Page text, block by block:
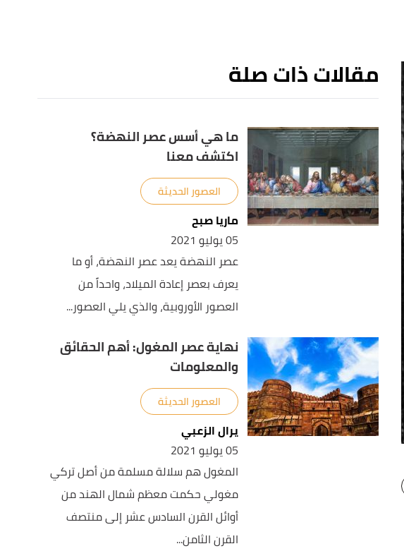
مقالات ذات صلة
ما هي أسس عصر النهضة؟
اكتشف معنا
العصور الحديثة
ماريا صبح
05 يوليو 2021
عصر النهضة يعد عصر النهضة، أو ما
يعرف بعصر إعادة الميلاد، واحداً من
العصور الأوروبية، والذي يلي العصور...
نهاية عصر المغول: أهم الحقائق
والمعلومات
العصور الحديثة
يرال الزعبي
05 يوليو 2021
المغول هم سلالة مسلمة من أصل تركي
مغولي حكمت معظم شمال الهند من
أوائل القرن السادس عشر إلى منتصف
القرن الثامن...